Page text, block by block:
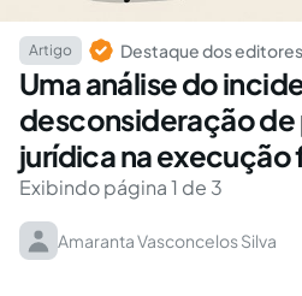
Artigo
Destaque dos editores
Uma análise do
desconsideração
jurídica na execução
Exibindo página 1 de 3
Amaranta Vasconcelos Silva